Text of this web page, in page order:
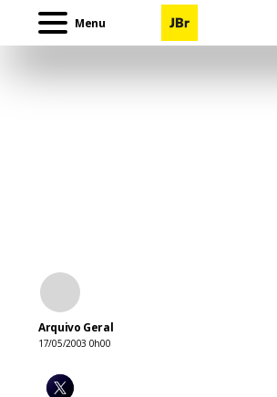
Menu
Arquivo Geral
17/05/2003 0h00